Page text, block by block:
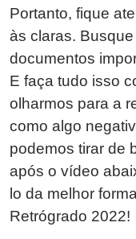
Portanto, fique
às claras.
documentos
E faça tudo isso
olharmos para a
como algo
podemos tirar de
após o vídeo
lo da melhor
Retrógrado 2022!